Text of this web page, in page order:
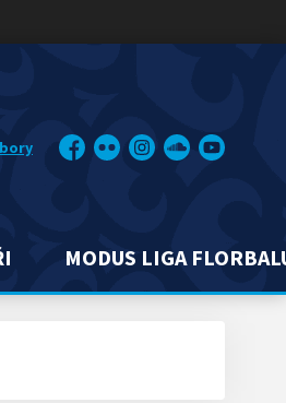
Facebook
FlickrInstagramSoundcloud
YouTube
MODUS LIGA